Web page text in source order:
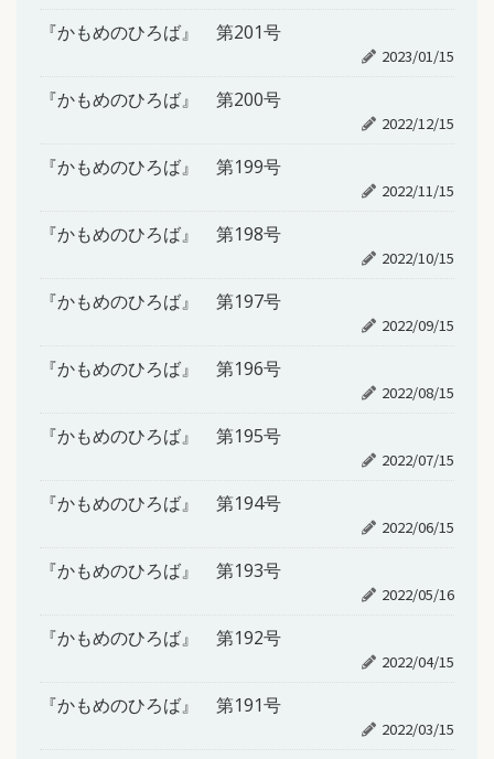
『かもめのひろば』 第201号
2023/01/15
『かもめのひろば』 第200号
2022/12/15
『かもめのひろば』 第199号
2022/11/15
『かもめのひろば』 第198号
2022/10/15
『かもめのひろば』 第197号
2022/09/15
『かもめのひろば』 第196号
2022/08/15
『かもめのひろば』 第195号
2022/07/15
『かもめのひろば』 第194号
2022/06/15
『かもめのひろば』 第193号
2022/05/16
『かもめのひろば』 第192号
2022/04/15
『かもめのひろば』 第191号
2022/03/15